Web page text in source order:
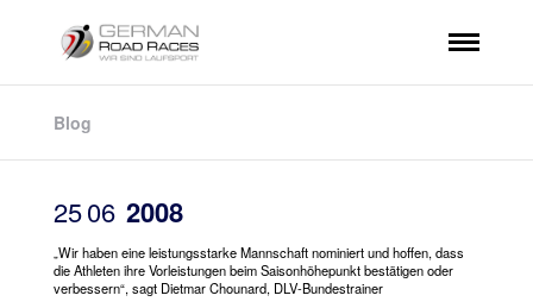
Blog
2506 2008
„Wir haben eine leistungsstarke Mannschaft nominiert und hoffen, dass
die Athleten ihre Vorleistungen beim Saisonhöhepunkt bestätigen oder
verbessern“, sagt Dietmar Chounard, DLV-Bundestrainer